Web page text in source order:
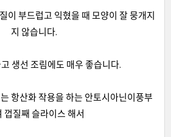
이 부드럽고 익혔을 때 모양이 잘 뭉개지
지 않습니다.
생선 조림에도 매우 좋습니다.
항산화 작용을 하는 안토시아닌이풍부
껍질째 슬라이스 해서